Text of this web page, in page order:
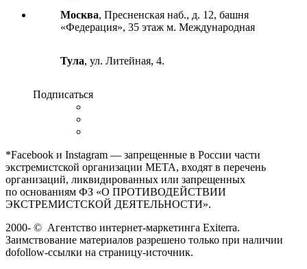
Москва, Пресненская наб., д. 12, башня
«Федерация», 35 этаж м. Международная
Тула, ул. Литейная, 4.
Подписаться
*Facebook и Instagram — запрещенные в России части
экстремистской организации META, входят в перечень
организаций, ликвидированных или запрещенных
по основаниям ФЗ «О ПРОТИВОДЕЙСТВИИ
ЭКСТРЕМИСТСКОЙ ДЕЯТЕЛЬНОСТИ».
2000- © Агентство интернет-маркетинга Exiterra.
Заимствование материалов разрешено только при наличии
dofollow-ссылки на страницу-источник.